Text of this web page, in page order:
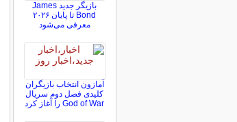
بازیگر جدید James
Bond تا پایان ۲۰۲۶
معرفی می‌شود
آمازون انتخاب بازیگران
کلیدی فصل دوم سریال
God of War را آغاز کرد